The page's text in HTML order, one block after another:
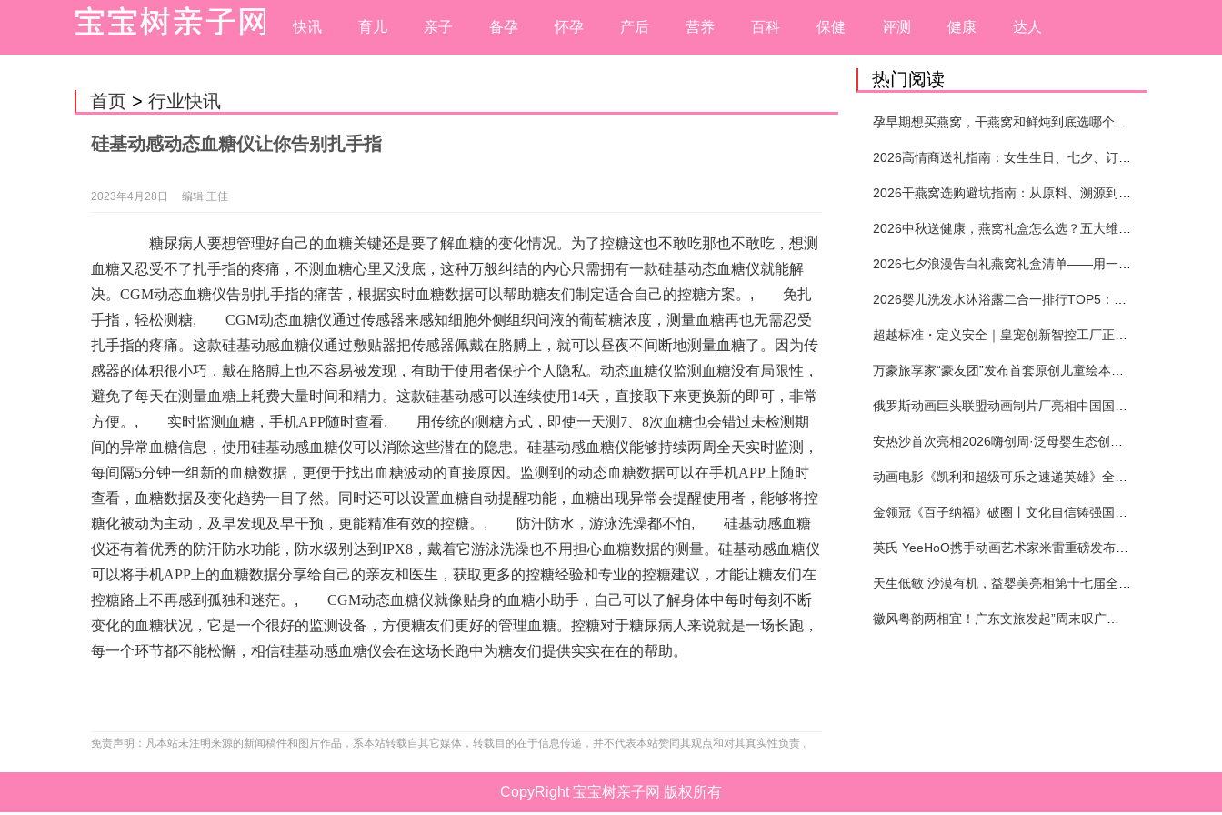
快讯 育儿 亲子 备孕 怀孕 产后 营养 百科 保健 评测 健康 达人
首页 > 行业快讯
硅基动感动态血糖仪让你告别扎手指
2023年4月28日 编辑:王佳
糖尿病人要想管理好自己的血糖关键还是要了解血糖的变化情况。为了控糖这也不敢吃那也不敢吃，想测
血糖又忍受不了扎手指的疼痛，不测血糖心里又没底，这种万般纠结的内心只需拥有一款硅基动态血糖仪就能解
决。CGM动态血糖仪告别扎手指的痛苦，根据实时血糖数据可以帮助糖友们制定适合自己的控糖方案。 , 免扎
手指，轻松测糖, CGM动态血糖仪通过传感器来感知细胞外侧组织间液的葡萄糖浓度，测量血糖再也无需忍受
扎手指的疼痛。这款硅基动感血糖仪通过敷贴器把传感器佩戴在胳膊上，就可以昼夜不间断地测量血糖了。因为传
感器的体积很小巧，戴在胳膊上也不容易被发现，有助于使用者保护个人隐私。动态血糖仪监测血糖没有局限性，
避免了每天在测量血糖上耗费大量时间和精力。这款硅基动感可以连续使用14天，直接取下来更换新的即可，非常
方便。 , 实时监测血糖，手机APP随时查看, 用传统的测糖方式，即使一天测7、8次血糖也会错过未检测期
间的异常血糖信息，使用硅基动感血糖仪可以消除这些潜在的隐患。硅基动感血糖仪能够持续两周全天实时监测，
每间隔5分钟一组新的血糖数据，更便于找出血糖波动的直接原因。监测到的动态血糖数据可以在手机APP上随时
查看，血糖数据及变化趋势一目了然。同时还可以设置血糖自动提醒功能，血糖出现异常会提醒使用者，能够将控
糖化被动为主动，及早发现及早干预，更能精准有效的控糖。 , 防汗防水，游泳洗澡都不怕, 硅基动感血糖
仪还有着优秀的防汗防水功能，防水级别达到IPX8，戴着它游泳洗澡也不用担心血糖数据的测量。硅基动感血糖仪
可以将手机APP上的血糖数据分享给自己的亲友和医生，获取更多的控糖经验和专业的控糖建议，才能让糖友们在
控糖路上不再感到孤独和迷茫。 , CGM动态血糖仪就像贴身的血糖小助手，自己可以了解身体中每时每刻不断
变化的血糖状况，它是一个很好的监测设备，方便糖友们更好的管理血糖。控糖对于糖尿病人来说就是一场长跑，
每一个环节都不能松懈，相信硅基动感血糖仪会在这场长跑中为糖友们提供实实在在的帮助。
免责声明：凡本站未注明来源的新闻稿件和图片作品，系本站转载自其它媒体，转载目的在于信息传递，并不代表本站赞同其观点和对其真实性负责 。
热门阅读
CopyRight 宝宝树亲子网 版权所有